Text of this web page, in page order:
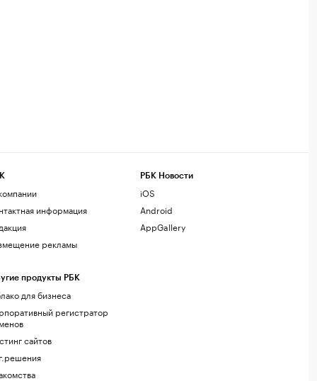
информация
рекламы
продукты РБК
для бизнеса
регистратор
сайтов
РБК Новости
iOS
Android
AppGallery